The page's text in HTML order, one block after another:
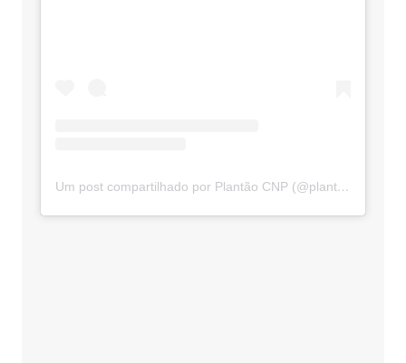
Um post compartilhado por Plantão CNP (@plantaocnp)